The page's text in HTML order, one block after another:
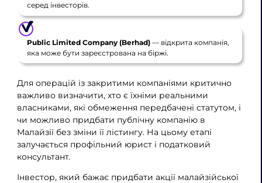
серед інвесторів.
Public Limited Company (Berhad)— відкрита компанія,
яка може бути зареєстрована на біржі.
Для операцій із закритими компаніями критично
важливо визначити, хто є їхніми реальними
власниками, які обмеження передбачені статутом, і
чи можливо придбати публічну компанію в
Малайзії без зміни її лістингу. На цьому етапі
залучається профільний юрист і податковий
консультант.
Інвестор, який бажає придбати акції малайзійської